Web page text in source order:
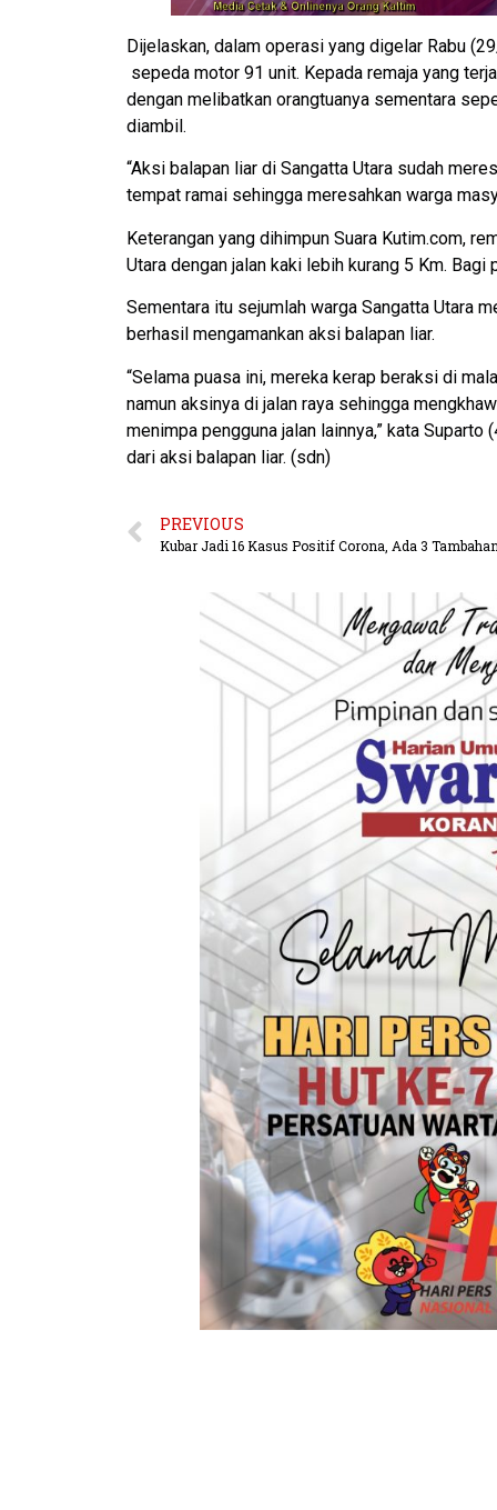
Dijelaskan, dalam operasi yang digelar Rabu
sepeda motor 91 unit. Kepada remaja yang
dengan melibatkan orangtuanya sementara
diambil.
“Aksi balapan liar di Sangatta Utara sudah
tempat ramai sehingga meresahkan warga
Keterangan yang dihimpun Suara Kutim.com,
Utara dengan jalan kaki lebih kurang 5 Km.
Sementara itu sejumlah warga Sangatta Utara
berhasil mengamankan aksi balapan liar.
“Selama puasa ini, mereka kerap beraksi di
namun aksinya di jalan raya sehingga
menimpa pengguna jalan lainnya,” kata
dari aksi balapan liar. (sdn)
PREVIOUS